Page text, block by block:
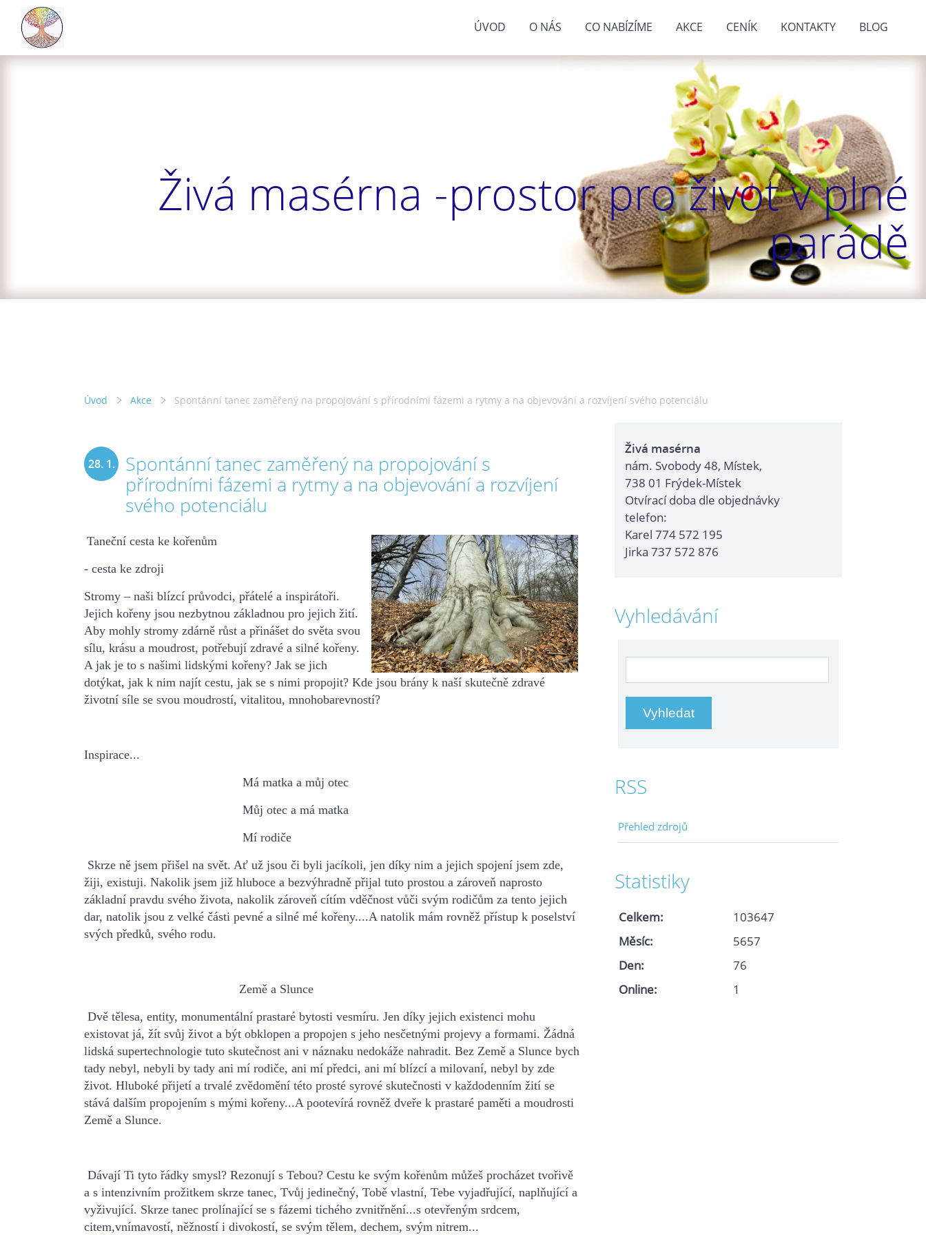
ÚVOD O NÁS CO NABÍZÍME AKCE CENÍK KONTAKTY BLOG
Živá masérna -prostor pro život v plné
parádě
Úvod Akce Spontánní tanec zaměřený na propojování s přírodními fázemi a rytmy a na objevování a rozvíjení svého potenciálu
28. 1.
Spontánní tanec zaměřený na propojování s
přírodními fázemi a rytmy a na objevování a rozvíjení
svého potenciálu
Taneční cesta ke kořenům
- cesta ke zdroji
Stromy – naši blízcí průvodci, přátelé a inspirátoři.
Jejich kořeny jsou nezbytnou základnou pro jejich žití.
Aby mohly stromy zdárně růst a přinášet do světa svou
sílu, krásu a moudrost, potřebují zdravé a silné kořeny.
A jak je to s našimi lidskými kořeny? Jak se jich
dotýkat, jak k nim najít cestu, jak se s nimi propojit? Kde jsou brány k naší skutečně zdravé
životní síle se svou moudrostí, vitalitou, mnohobarevností?
Inspirace...
Má matka a můj otec
Můj otec a má matka
Mí rodiče
Skrze ně jsem přišel na svět. Ať už jsou či byli jacíkoli, jen díky nim a jejich spojení jsem zde,
žiji, existuji. Nakolik jsem již hluboce a bezvýhradně přijal tuto prostou a zároveň naprosto
základní pravdu svého života, nakolik zároveň cítím vděčnost vůči svým rodičům za tento jejich
dar, natolik jsou z velké části pevné a silné mé kořeny....A natolik mám rovněž přístup k poselství
svých předků, svého rodu.
Země a Slunce
Dvě tělesa, entity, monumentální prastaré bytosti vesmíru. Jen díky jejich existenci mohu
existovat já, žít svůj život a být obklopen a propojen s jeho nesčetnými projevy a formami. Žádná
lidská supertechnologie tuto skutečnost ani v náznaku nedokáže nahradit. Bez Země a Slunce bych
tady nebyl, nebyli by tady ani mí rodiče, ani mí předci, ani mí blízcí a milovaní, nebyl by zde
život. Hluboké přijetí a trvalé zvědomění této prosté syrové skutečnosti v každodenním žití se
stává dalším propojením s mými kořeny...A pootevírá rovněž dveře k prastaré paměti a moudrosti
Země a Slunce.
Dávají Ti tyto řádky smysl? Rezonují s Tebou? Cestu ke svým kořenům můžeš procházet tvořivě
a s intenzivním prožitkem skrze tanec, Tvůj jedinečný, Tobě vlastní, Tebe vyjadřující, naplňující a
vyživující. Skrze tanec prolínající se s fázemi tichého zvnitřnění...s otevřeným srdcem,
citem,vnímavostí, něžností i divokostí, se svým tělem, dechem, svým nitrem...
Živá masérna
nám. Svobody 48, Místek,
738 01 Frýdek-Místek
Otvírací doba dle objednávky
telefon:
Karel 774 572 195
Jirka 737 572 876
Vyhledávání
RSS
Přehled zdrojů
Statistiky
Online: 1
Celkem:
103647
Měsíc:
5657
Den:
76